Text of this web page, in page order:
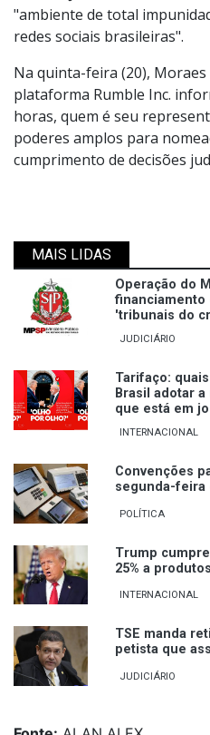
"ambiente de total
redes sociais brasileiras".
Na quinta-feira (20),
plataforma Rumble Inc.
horas, quem é seu
poderes amplos para
cumprimento de decisões
MAIS LIDAS
Operação do
financiamento
'tribunais do
JUDICIÁRIO
Tarifaço:
Brasil adotar
que está em
INTERNACIONAL
Convenções
segunda-feira
POLÍTICA
Trump
25% a
INTERNACIONAL
TSE manda
petista que
JUDICIÁRIO